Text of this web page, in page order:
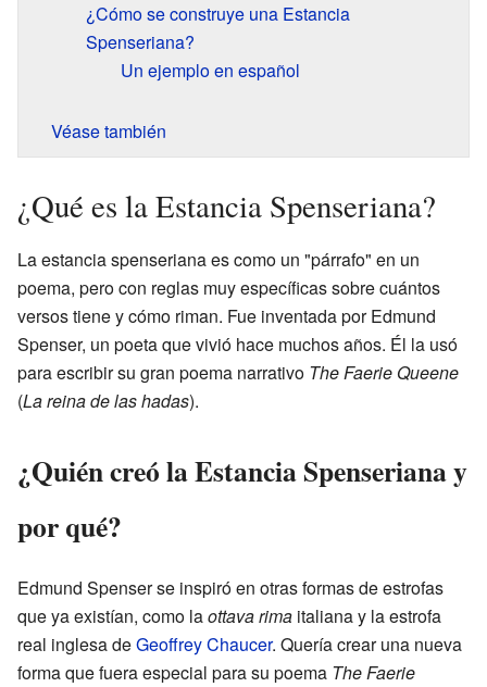
¿Cómo se construye una Estancia
Spenseriana?
Un ejemplo en español
Véase también
¿Qué es la Estancia Spenseriana?
La estancia spenseriana es como un "párrafo" en un
poema, pero con reglas muy específicas sobre cuántos
versos tiene y cómo riman. Fue inventada por Edmund
Spenser, un poeta que vivió hace muchos años. Él la usó
para escribir su gran poema narrativo The Faerie Queene
(La reina de las hadas).
¿Quién creó la Estancia Spenseriana y
por qué?
Edmund Spenser se inspiró en otras formas de estrofas
que ya existían, como laottava rima italiana y la estrofa
real inglesa deGeoffrey Chaucer. Quería crear una nueva
forma que fuera especial para su poema The Faerie